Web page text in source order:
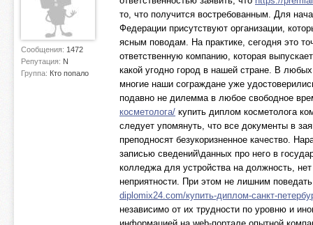
Сообщения: 1472
Репутация: N
Группа: Кто попало
то, что получится востребованным. Для
Федерации присутствуют организации,
ясным поводам. На практике, сегодня это
ответственную компанию, которая
какой угодно город в нашей стране. В
многие наши сограждане уже
подавно не дилемма в любое свободное
косметолога/ купить диплом косметолога
следует упомянуть, что все документы в
преподносят безукоризненное качество.
записью сведений\данных про него в
колледжа для устройства на должность,
неприятности. При этом не лишним
diplomix24.com/купить-диплом-санкт-
независимо от их трудности по уровню и